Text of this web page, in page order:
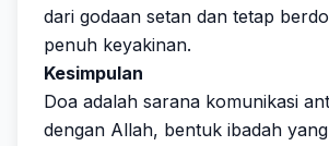
dari godaan setan dan tetap
penuh keyakinan.
Kesimpulan
Doa adalah sarana komunikasi
dengan Allah, bentuk ibadah